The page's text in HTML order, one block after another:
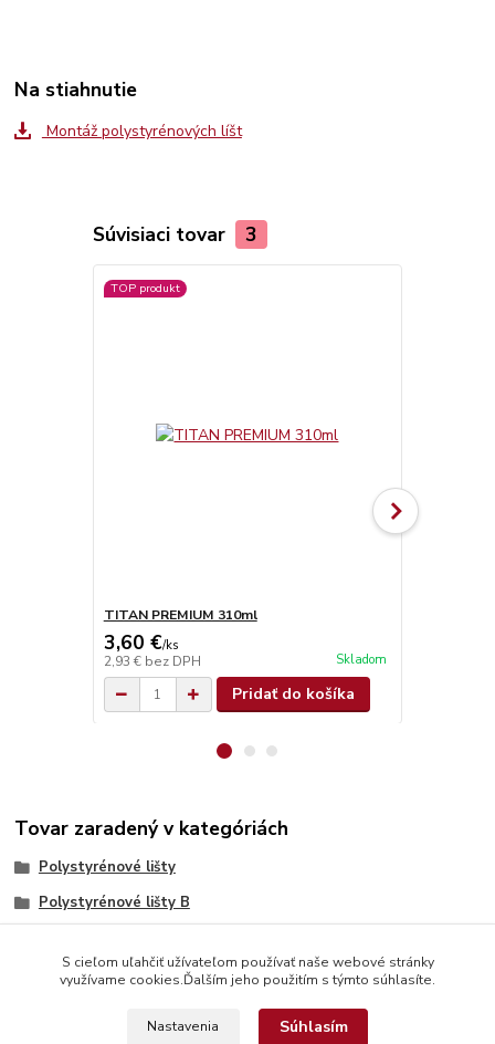
Na stiahnutie
Montáž polystyrénových líšt
Súvisiaci tovar 3
TOP produkt
TITAN PREMIUM 310ml
3,60 €/ks
2,93 € bez DPH Skladom
Pridať do košíka
Tovar zaradený v kategóriách
Polystyrénové lišty
Polystyrénové lišty B
S cieľom uľahčiť užívateľom používať naše webové stránky
využívame cookies.Ďalším jeho použitím s týmto súhlasíte.
Nastavenia Súhlasím